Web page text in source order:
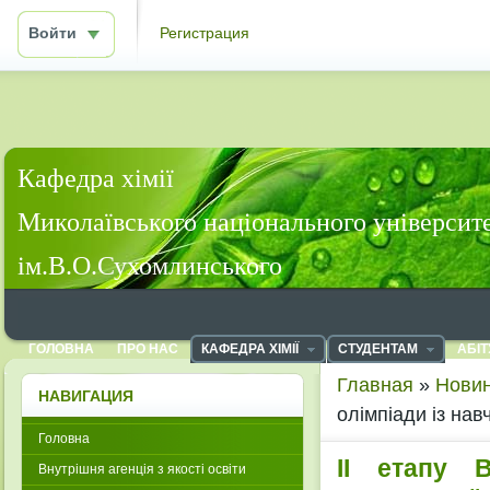
Войти Регистрация
Кафедра хімії
Миколаївського національного
ім.В.О.Сухомлинського
ГОЛОВНА ПРО НАС КАФЕДРА ХІМІЇ СТУДЕНТАМ
Главная »
олімпіади із
ІІ етапу
НАВИГАЦИЯ
Головна
Внутрішня агенція з якості освіти